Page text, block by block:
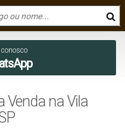
Venda na Vila